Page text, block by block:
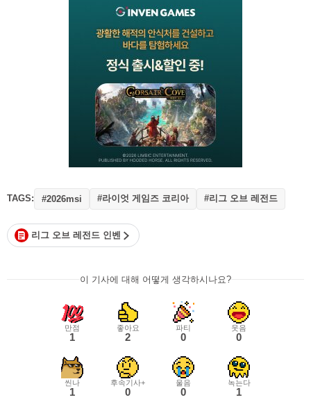
TAGS: #2026msi #라이엇 게임즈 코리아 #리그 오브 레전드
리그 오브 레전드 인벤
이 기사에 대해 어떻게 생각하시나요?
만점
1
좋아요
2
파티
0
웃음
0
씬나
1
후속기사+
0
울음
0
녹는다
1